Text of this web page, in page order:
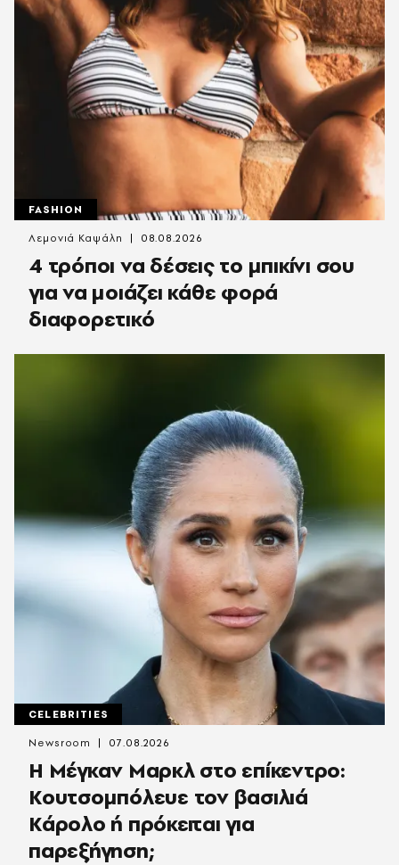
FASHION
4 τρόποι να δέσεις το μπικίνι σου
για να μοιάζει κάθε φορά
διαφορετικό
Λεμονιά Καψάλη 08.08.2026
CELEBRITIES
Η Μέγκαν Μαρκλ στο επίκεντρο:
Κουτσομπόλευε τον βασιλιά
Κάρολο ή πρόκειται για
παρεξήγηση;
Newsroom 07.08.2026